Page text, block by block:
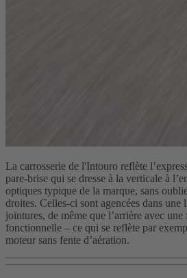
La carrosserie de l'Intouro reflète
pare-brise qui se dresse à la verticale à
optiques typique de la marque, sans
droites. Celles-ci sont agencées dans une
jointures, de même que l’arrière avec
fonctionnelle – ce qui se reflète par
moteur sans fente d’aération.